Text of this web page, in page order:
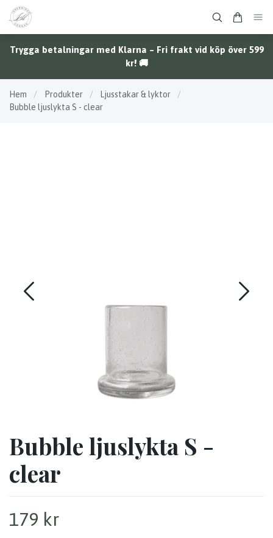
Trygga betalningar med Klarna – Fri frakt vid köp över 599
kr! 🚚
Hem / Produkter / Ljusstakar & lyktor
/
Bubble ljuslykta S - clear
Bubble ljuslykta S -
clear
179 kr